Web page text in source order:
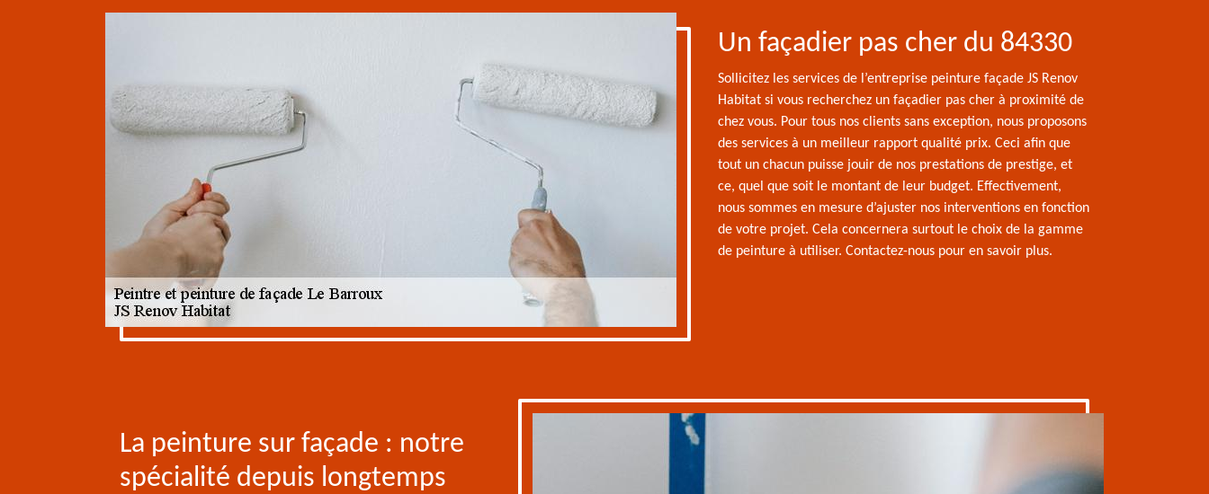
Un façadier pas cher du 84330
Sollicitez les services de l’entreprise peinture façade JS Renov
Habitat si vous recherchez un façadier pas cher à proximité de
chez vous. Pour tous nos clients sans exception, nous proposons
des services à un meilleur rapport qualité prix. Ceci afin que
tout un chacun puisse jouir de nos prestations de prestige, et
ce, quel que soit le montant de leur budget. Effectivement,
nous sommes en mesure d’ajuster nos interventions en fonction
de votre projet. Cela concernera surtout le choix de la gamme
de peinture à utiliser. Contactez-nous pour en savoir plus.
La peinture sur façade : notre
spécialité depuis longtemps